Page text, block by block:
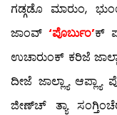
ಗಡ್ಗಡೊ ಮಾರುಂ,
ಜಾಂವ್‘ಪೊರ್ಬುಂ’ಕ್
ಉಚಾರುಂಕ್ ಕರಿಜೆ
ದೀಜೆ ಜಾಲ್ಲ್ಯಾ
ಜೀಣ್‍ಚ್ ತ್ಯಾ